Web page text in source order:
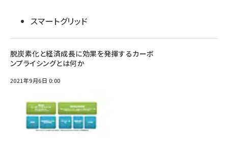
スマートグリッド
脱炭素化と経済成長に効果を発揮するカーボ
ンプライシングとは何か
2021年9月6日 0:00